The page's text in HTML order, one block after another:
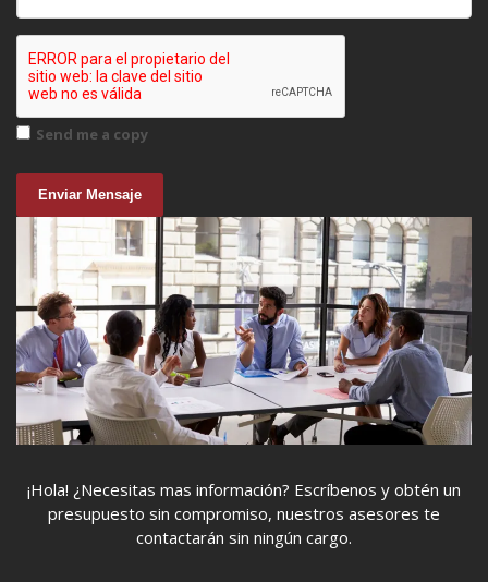
Send me a copy
Enviar Mensaje
¡Hola! ¿Necesitas mas información? Escríbenos y obtén un
presupuesto sin compromiso, nuestros asesores te
contactarán sin ningún cargo.